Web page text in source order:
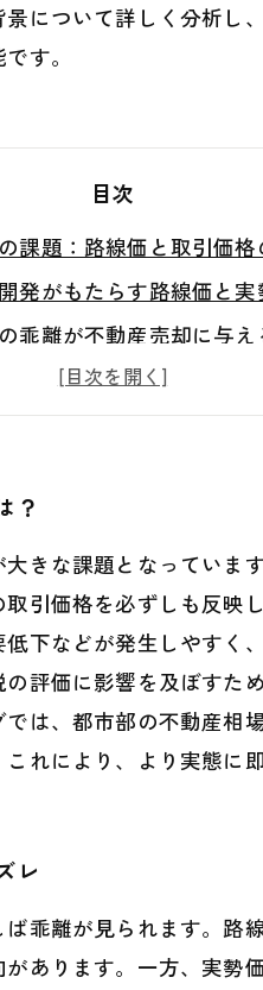
について詳しく分析し
す。
目次
課題：路線価と取引価格
発がもたらす路線価と
乖離が不動産売却に与え
都市部不動産の正しい価
路線価と市場価格の違
の秘訣とは？路線価乖離
？
きな課題となっていま
引価格を必ずしも反映
下などが発生しやすく
評価に影響を及ぼすた
は、都市部の不動産相
れにより、より実態に
レ
乖離が見られます。路
あります。一方、実勢